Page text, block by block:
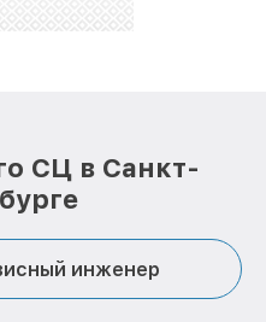
наш сервис еще
СЦ в Санкт-
инженер